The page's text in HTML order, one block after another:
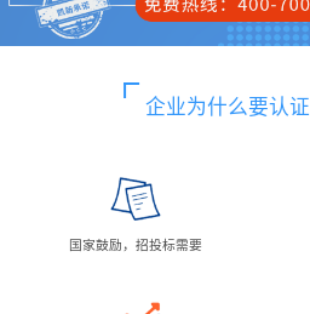
企业为什么要认证
国家鼓励，招投标需要